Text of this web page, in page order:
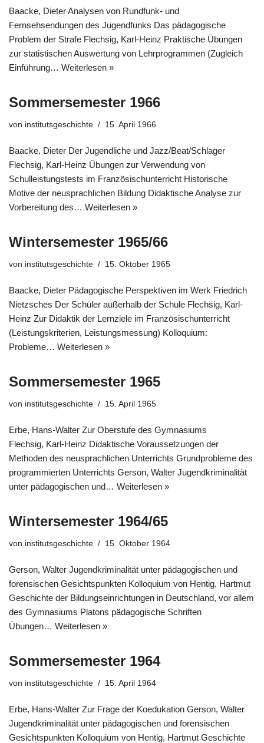
Baacke, Dieter Analysen von Rundfunk- und
Fernsehsendungen des Jugendfunks Das pädagogische
Problem der Strafe Flechsig, Karl-Heinz Praktische Übungen
zur statistischen Auswertung von Lehrprogrammen (Zugleich
Einführung… Weiterlesen »
Sommersemester 1966
von institutsgeschichte 15. April 1966
Baacke, Dieter Der Jugendliche und Jazz/Beat/Schlager
Flechsig, Karl-Heinz Übungen zur Verwendung von
Schulleistungstests im Französischunterricht Historische
Motive der neusprachlichen Bildung Didaktische Analyse zur
Vorbereitung des… Weiterlesen »
Wintersemester 1965/66
von institutsgeschichte 15. Oktober 1965
Baacke, Dieter Pädagogische Perspektiven im Werk Friedrich
Nietzsches Der Schüler außerhalb der Schule Flechsig, Karl-
Heinz Zur Didaktik der Lernziele im Französischunterricht
(Leistungskriterien, Leistungsmessung) Kolloquium:
Probleme… Weiterlesen »
Sommersemester 1965
von institutsgeschichte 15. April 1965
Erbe, Hans-Walter Zur Oberstufe des Gymnasiums
Flechsig, Karl-Heinz Didaktische Voraussetzungen der
Methoden des neusprachlichen Unterrichts Grundprobleme des
programmierten Unterrichts Gerson, Walter Jugendkriminalität
unter pädagogischen und… Weiterlesen »
Wintersemester 1964/65
von institutsgeschichte 15. Oktober 1964
Gerson, Walter Jugendkriminalität unter pädagogischen und
forensischen Gesichtspunkten Kolloquium von Hentig, Hartmut
Geschichte der Bildungseinrichtungen in Deutschland, vor allem
des Gymnasiums Platons pädagogische Schriften
Übungen… Weiterlesen »
Sommersemester 1964
von institutsgeschichte 15. April 1964
Erbe, Hans-Walter Zur Frage der Koedukation Gerson, Walter
Jugendkriminalität unter pädagogischen und forensischen
Gesichtspunkten Kolloquium von Hentig, Hartmut Geschichte